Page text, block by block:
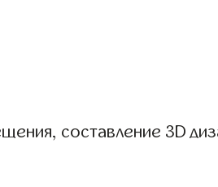
составление 3D